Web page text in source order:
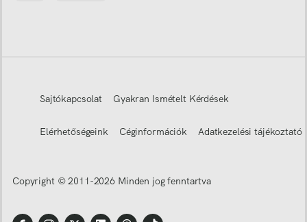
Sajtókapcsolat Gyakran Ismételt Kérdések
Elérhetőségeink Céginformációk Adatkezelési tájékoztató
Copyright © 2011-2026 Minden jog fenntartva